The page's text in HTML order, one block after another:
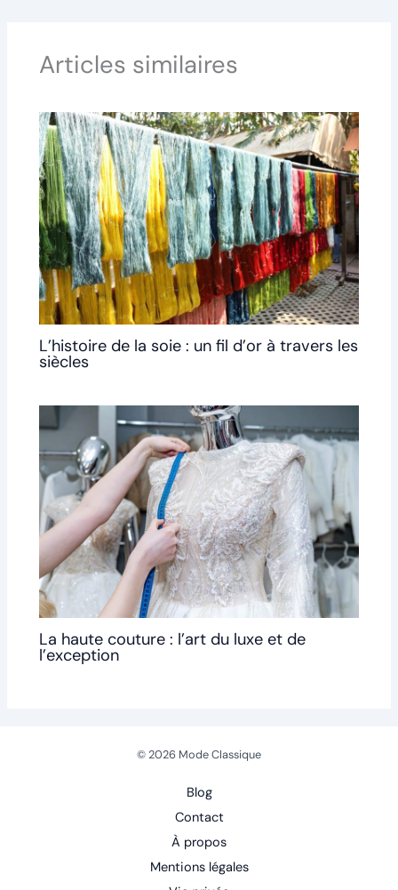
Articles similaires
L’histoire de la soie : un fil d’or à travers les
siècles
La haute couture : l’art du luxe et de
l’exception
© 2026 Mode Classique
Blog
Contact
À propos
Mentions légales